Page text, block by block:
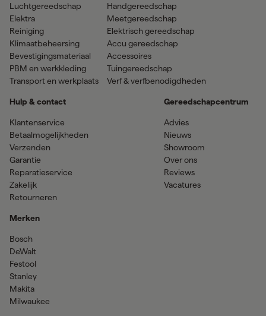
Luchtgereedschap
Elektra
Reiniging
Klimaatbeheersing
Bevestigingsmateriaal
PBM en werkkleding
Transport en werkplaats
Handgereedschap
Meetgereedschap
Elektrisch gereedschap
Accu gereedschap
Accessoires
Tuingereedschap
Verf & verfbenodigdheden
Hulp & contact
Klantenservice
Betaalmogelijkheden
Verzenden
Garantie
Reparatieservice
Zakelijk
Retourneren
Merken
Bosch
DeWalt
Festool
Stanley
Makita
Milwaukee
Gereedschapcentrum
Advies
Nieuws
Showroom
Over ons
Reviews
Vacatures